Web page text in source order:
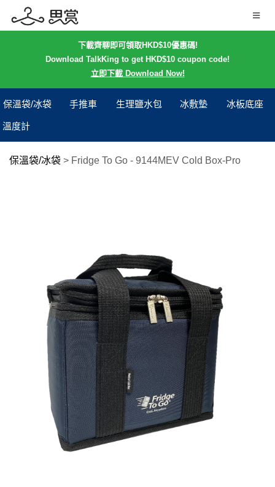
下載齊聊即可領取HKD$10優惠碼!
Download TalkKing to get HKD$10 coupon code!
立即下載 Download Now!
保溫袋/冰袋 手推車 生理鹽水包 冰敷墊 冰板底座
溫度計
保溫袋/冰袋 > Fridge To Go - 9144MEV Cold Box-Pro